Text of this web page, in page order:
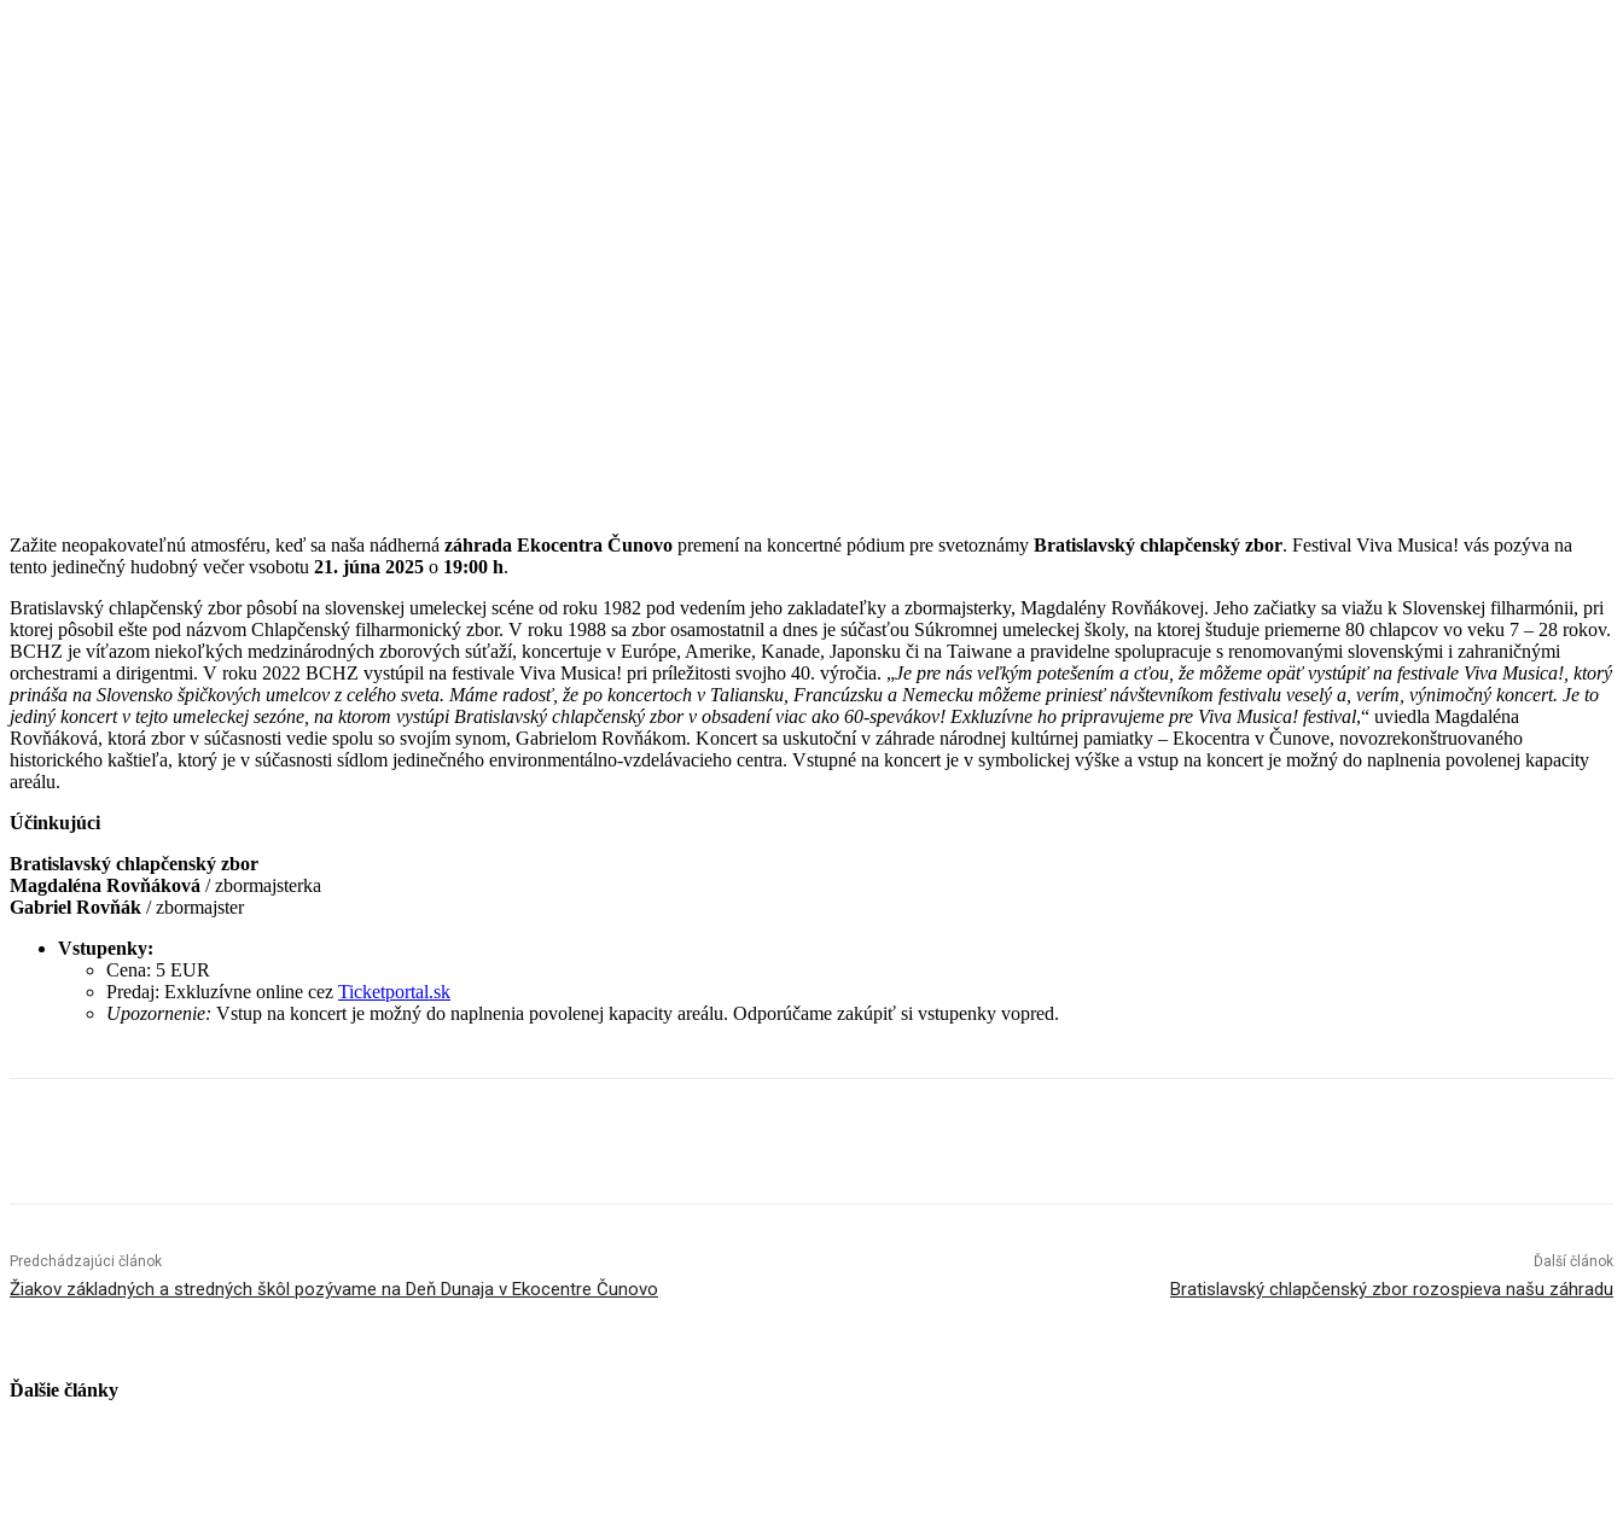
Zažite neopakovateľnú atmosféru, keď sa naša nádherná záhrada Ekocentra Čunovo premení na koncertné pódium pre svetoznámy Bratislavský chlapčenský zbor. Festival Viva Musica! vás pozýva na
tento jedinečný hudobný večer vsobotu 21. júna 2025 o 19:00 h.
Bratislavský chlapčenský zbor pôsobí na slovenskej umeleckej scéne od roku 1982 pod vedením jeho zakladateľky a zbormajsterky, Magdalény Rovňákovej. Jeho začiatky sa viažu k Slovenskej filharmónii, pri
ktorej pôsobil ešte pod názvom Chlapčenský filharmonický zbor. V roku 1988 sa zbor osamostatnil a dnes je súčasťou Súkromnej umeleckej školy, na ktorej študuje priemerne 80 chlapcov vo veku 7 – 28 rokov.
BCHZ je víťazom niekoľkých medzinárodných zborových súťaží, koncertuje v Európe, Amerike, Kanade, Japonsku či na Taiwane a pravidelne spolupracuje s renomovanými slovenskými i zahraničnými
orchestrami a dirigentmi. V roku 2022 BCHZ vystúpil na festivale Viva Musica! pri príležitosti svojho 40. výročia. „Je pre nás veľkým potešením a cťou, že môžeme opäť vystúpiť na festivale Viva Musica!, ktorý
prináša na Slovensko špičkových umelcov z celého sveta. Máme radosť, že po koncertoch v Taliansku, Francúzsku a Nemecku môžeme priniesť návštevníkom festivalu veselý a, verím, výnimočný koncert. Je to
jediný koncert v tejto umeleckej sezóne, na ktorom vystúpi Bratislavský chlapčenský zbor v obsadení viac ako 60-spevákov! Exkluzívne ho pripravujeme pre Viva Musica! festival,“ uviedla Magdaléna
Rovňáková, ktorá zbor v súčasnosti vedie spolu so svojím synom, Gabrielom Rovňákom. Koncert sa uskutoční v záhrade národnej kultúrnej pamiatky – Ekocentra v Čunove, novozrekonštruovaného
historického kaštieľa, ktorý je v súčasnosti sídlom jedinečného environmentálno-vzdelávacieho centra. Vstupné na koncert je v symbolickej výške a vstup na koncert je možný do naplnenia povolenej kapacity
areálu.
Účinkujúci
Bratislavský chlapčenský zbor
Magdaléna Rovňáková / zbormajsterka
Gabriel Rovňák / zbormajster
Vstupenky:
Cena: 5 EUR
Predaj: Exkluzívne online cez Ticketportal.sk
Upozornenie: Vstup na koncert je možný do naplnenia povolenej kapacity areálu. Odporúčame zakúpiť si vstupenky vopred.
Predchádzajúci článok
Žiakov základných a stredných škôl pozývame na Deň Dunaja v Ekocentre Čunovo
Ďalší článok
Bratislavský chlapčenský zbor rozospieva našu záhradu
Ďalšie články